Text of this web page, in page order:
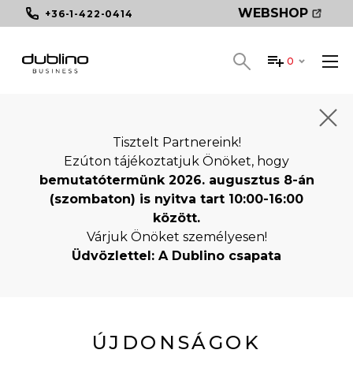
+36-1-422-0414 WEBSHOP
0
Tisztelt Partnereink!
Ezúton tájékoztatjuk Önöket, hogy
bemutatótermünk 2026. augusztus 8-án
(szombaton) is nyitva tart 10:00-16:00
között.
Várjuk Önöket személyesen!
Üdvözlettel: A Dublino csapata
ÚJDONSÁGOK